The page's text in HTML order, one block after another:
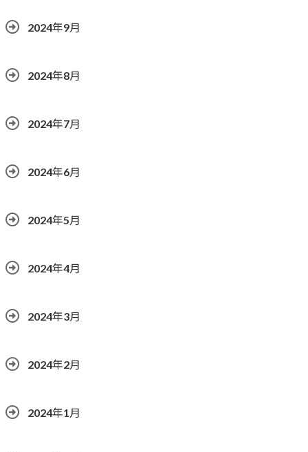
2024年9月
2024年8月
2024年7月
2024年6月
2024年5月
2024年4月
2024年3月
2024年2月
2024年1月